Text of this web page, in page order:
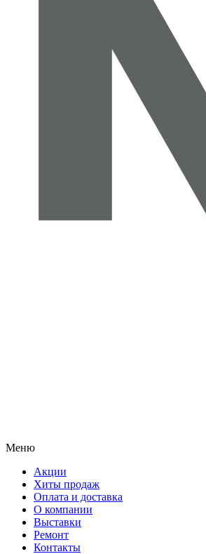
Меню
Акции
Хиты продаж
Оплата и доставка
О компании
Выставки
Ремонт
Контакты